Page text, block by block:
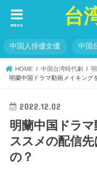
台
menu
中国人俳優女優 中国
HOME 中国台湾時代劇
明蘭中国ドラマ動画メイキング
2022.12.02
明蘭中国ドラ
ススメの配信
の？